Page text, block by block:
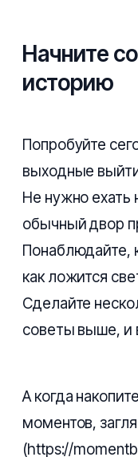
Начните
историю
Попробуйте
выходные выйти
Не нужно
обычный двор
Понаблюдайте,
как ложится
Сделайте
советы выше, и
А когда
моментов,
(https://